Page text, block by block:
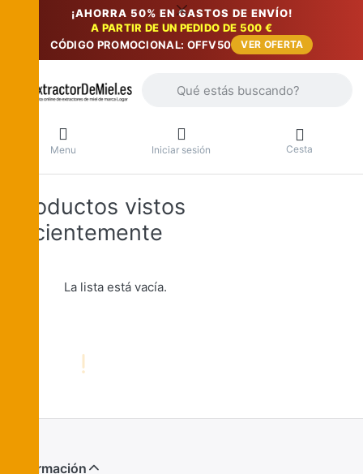
¡AHORRA 50% EN GASTOS DE ENVÍO!
A PARTIR DE UN PEDIDO DE 500 €
CÓDIGO PROMOCIONAL: OFFV50
VER OFERTA
Menu Iniciar sesión Cesta
Productos vistos
recientemente
La lista está vacía.
Información